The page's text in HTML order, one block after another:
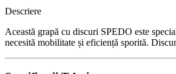
Descriere
Această grapă cu discuri SPEDO este
necesită mobilitate și eficiență sporită.